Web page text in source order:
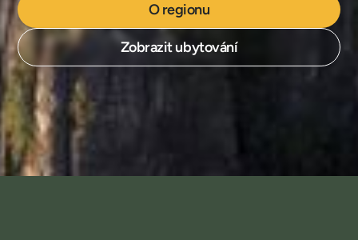
O regionu
Zobrazit ubytování